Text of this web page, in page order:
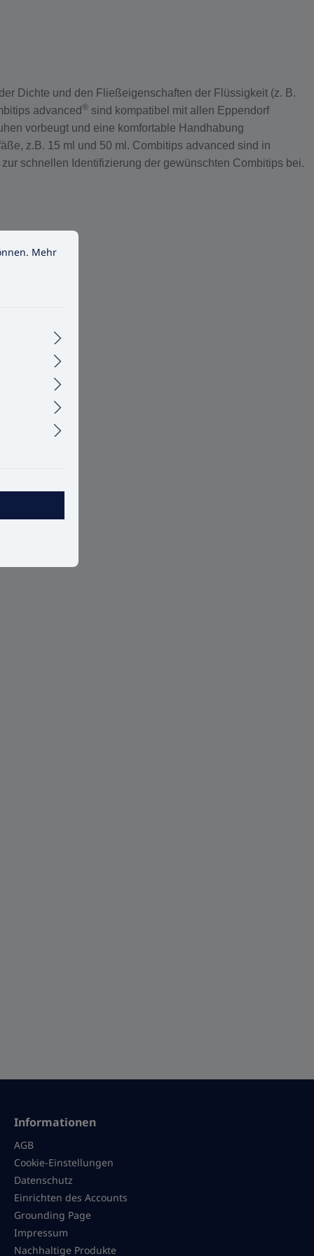
Dichte und den Fließeigenschaften der Flüssigkeit (z. B.
advanced ® sind kompatibel mit allen Eppendorf
vorbeugt und eine komfortable Handhabung
z.B. 15 ml und 50 ml. Combitips advanced sind in
schnellen Identifizierung der gewünschten Combitips bei.
Informationen
AGB
Cookie-Einstellungen
Datenschutz
Einrichten des Accounts
Grounding Page
Impressum
Nachhaltige Produkte
Mehr Informationen ...
Mehr